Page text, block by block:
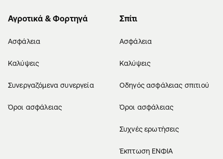
Αγροτικά & Φορτηγά
Ασφάλεια
Καλύψεις
Συνεργαζόμενα συνεργεία
Όροι ασφάλειας
Σπίτι
Ασφάλεια
Καλύψεις
Οδηγός ασφάλειας σπιτιού
Όροι ασφάλειας
Συχνές ερωτήσεις
Έκπτωση ΕΝΦΙΑ